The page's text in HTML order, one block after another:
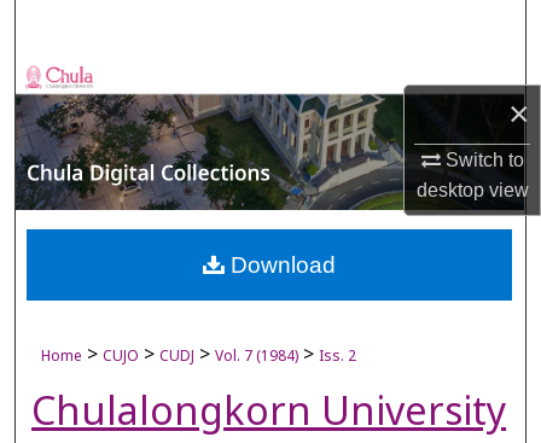
×
Switch to
desktopview
Browse Collections
My Account
About
Digital Commons Network™
Home > CUJO > CUDJ > Vol. 7 (1984) > Iss. 2
Chulalongkorn University
Download